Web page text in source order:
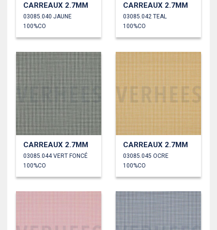
CARREAUX 2.7MM
03085.040 JAUNE
100%CO
CARREAUX 2.7MM
03085.042 TEAL
100%CO
CARREAUX 2.7MM
03085.044 VERT FONCÉ
100%CO
CARREAUX 2.7MM
03085.045 OCRE
100%CO